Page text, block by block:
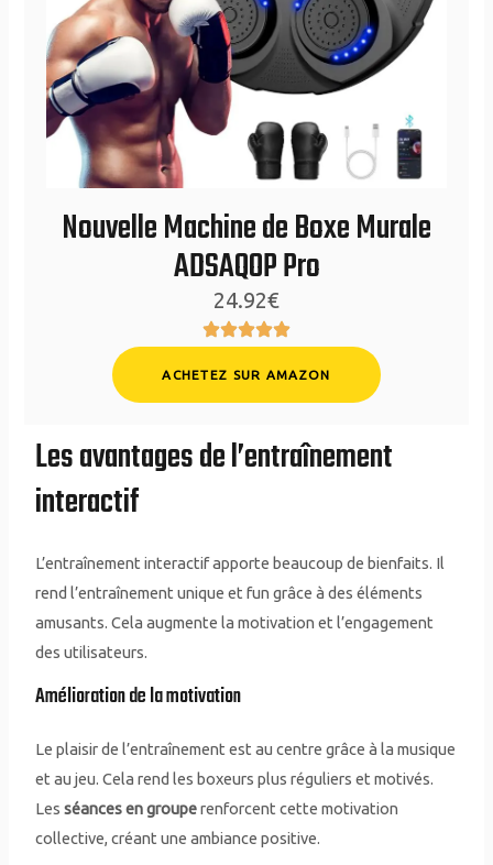
Nouvelle Machine de Boxe Murale
ADSAQOP Pro
24.92€
ACHETEZ SUR AMAZON
Les avantages de l’entraînement
interactif
L’entraînement interactif apporte beaucoup de bienfaits. Il
rend l’entraînement unique et fun grâce à des éléments
amusants. Cela augmente la motivation et l’engagement
des utilisateurs.
Amélioration de la motivation
Le plaisir de l’entraînement est au centre grâce à la musique
et au jeu. Cela rend les boxeurs plus réguliers et motivés.
Lesséances en grouperenforcent cette motivation
collective, créant une ambiance positive.